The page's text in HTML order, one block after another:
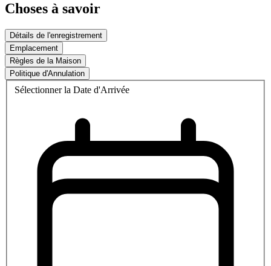
Choses à savoir
Détails de l'enregistrement
Emplacement
Règles de la Maison
Politique d'Annulation
Sélectionner la Date d'Arrivée